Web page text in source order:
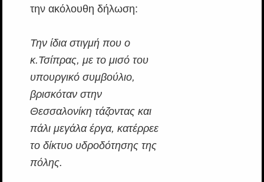
την ακόλουθη δήλωση:
Την ίδια στιγμή που ο
κ.Τσίπρας, με το μισό του
υπουργικό συμβούλιο,
βρισκόταν στην
Θεσσαλονίκη τάζοντας και
πάλι μεγάλα έργα, κατέρρεε
το δίκτυο υδροδότησης της
πόλης.